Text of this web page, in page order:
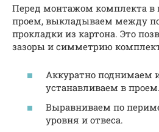
Перед монтажом комплекта
проем, выкладываем между
прокладки из картона. Это
зазоры и симметрию
Аккуратно поднимаем
устанавливаем в проем.
Выравниваем по
уровня и отвеса.